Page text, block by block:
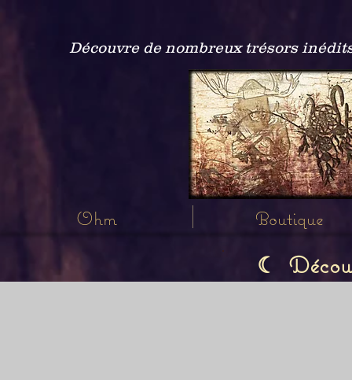
Découvre de nombreux trésors
Ohm Boutique
☾